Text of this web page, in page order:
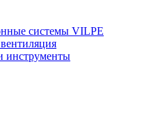
системы VILPE
инструменты